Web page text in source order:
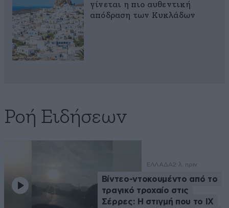
γίνεται η πιο αυθεντική
απόδραση των Κυκλάδων
Ροή Ειδήσεων
ΕΛΛΑΔΑ2 λ. πριν
Βίντεο-ντοκουμέντο από το
τραγικό τροχαίο στις
Σέρρες: Η στιγμή που το ΙΧ